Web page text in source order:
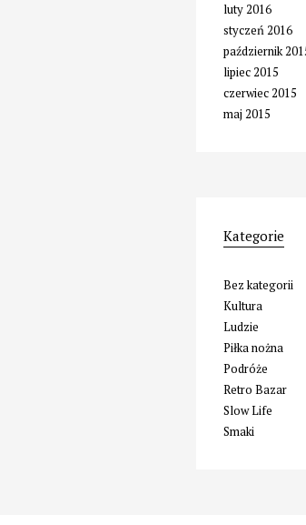
luty 2016
styczeń 2016
październik
lipiec 2015
czerwiec 2015
maj 2015
Kategorie
Bez kategorii
Kultura
Ludzie
Piłka nożna
Podróże
Retro Bazar
Slow Life
Smaki